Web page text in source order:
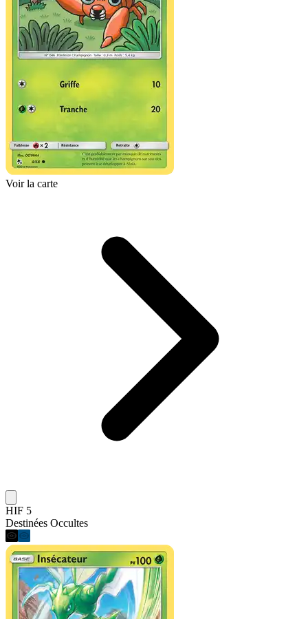
Voir la carte
HIF 5
Destinées Occultes